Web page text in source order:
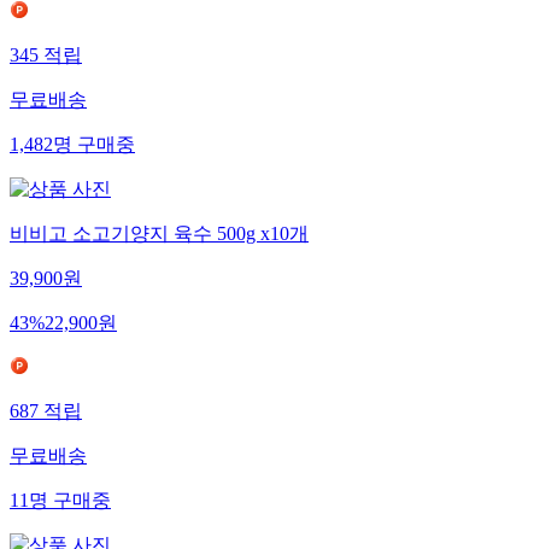
345 적립
무료배송
1,482명 구매중
비비고 소고기양지 육수 500g x10개
39,900원
43%22,900원
687 적립
무료배송
11 명 구매중